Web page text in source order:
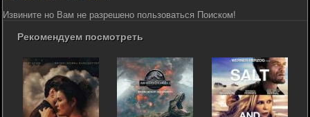
Извините но Вам не разрешено пользоваться Поиском!
Рекомендуем посмотреть